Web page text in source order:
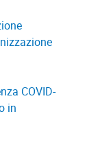
COVID-
in